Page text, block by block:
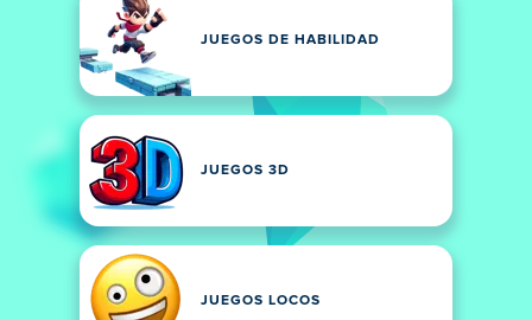
JUEGOS DE HABILIDAD
JUEGOS 3D
JUEGOS LOCOS